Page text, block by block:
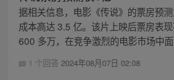
据相关信息，电影《传说》的票房预
成本高达 3.5 亿。该片上映后票房表
600 多万，在竞争激烈的电影市场中面
1 个回答 2024年08月07日 02:08